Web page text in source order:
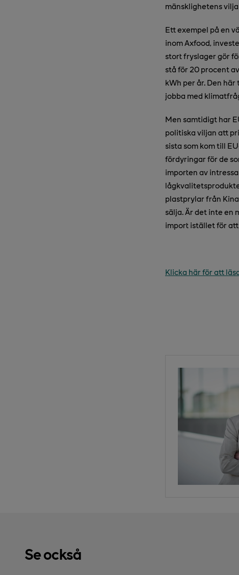
mänsklighetens
Ett exempel på en
inom Axfood,
stort fryslager gör
stå för 20 procent
kWh per år. Den
jobba med
Men samtidigt har
politiska viljan att
sista som kom till
fördyringar för de
importen av
plastprylar från
sälja. Är det inte en
import istället för
Klicka här för att
Se också